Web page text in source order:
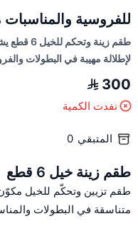
للفروسية
طقم زينة
لإطلالة مهيبة في البطولات
300
نفدت الكمية
المتبقي 0
طقم زينة خيل 6 قطع
متناسقة في البطولات